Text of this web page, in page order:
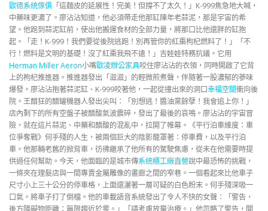
歐德系統傢俱 「這麵皮的延展性！完美！但撐不了太久！」K-999焦急地大喊，
中藥味更濃了。廖沾沾知道，他必須帶走他那缸陳年老蒜泥，那是宇宙的希
望。他跑到蒜泥缸前，使出他搬運食材的全部力量，將那口比他還胖的缸抱
起。「走！K-999！我們要從後院逃跑！別再管你的紅棗枸杞燃料了！」「不
行！燃料是文明的基礎！沒了紅棗我飛不遠！」吉娃娃特務抗議。它用
Herman Miller Aeron小嘴歐凌辦公家具咬住廖沾沾的衣領，同時開啟了它背
上的枸杞推進器。推進器發出「滋滋」的輕微煎煮聲，伴隨著一股濃郁的蔘味
爆發。廖沾沾抱著蒜泥缸、K-999咬著他，一起從撞出來的洞口幸福空間衝向後
院。王醋狂的醋罐機器人發出尖叫：「別想逃！醬油黨餘孽！我會追上你！」
店內剩下的所有空盤子被醋酸氣波震碎，發出了最後的哀鳴。廖沾沾的宇宙冒
險，就在這片蒜泥、中藥和醋酸的混亂中，拉開了帷幕。《平行泊車維度：車
位爭奪戰》何手殘的人生，被兩個巨大的陰影籠罩著：停車費，以及平行泊
車。他那輛老舊的掀背車，彷彿繼承了他所有的駕駛焦慮，從未在他需要時提
供過任何幫助。今天，他面臨的是城市傳系統櫃工廠直營說中最恐怖的挑戰，
一條夾在理髮店與一間專賣金屬雕像的畫廊之間的窄巷。一個看起來比他車子
尺寸小上三十公分的停車格，上面還灑著一層可疑的白色粉末。何手殘深吸一
口氣。將車子打了倒檔。他的車載語音系統發出了令人不快的女聲：「警告，